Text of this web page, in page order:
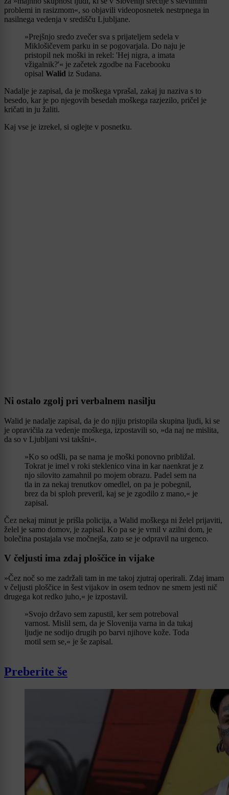
problemi in rasizmom«, so objavili videoposnetek nestrpnega in
nasilnega vedenja v središču Ljubljane.
»Prejšnjo sredo zvečer sva s prijateljem sedela v
Miklošičevem parku in se pogovarjala. Do naju je
pristopil nek moški in rekel: 'Hej nigra, a imata
vžigalnik?'« je začetek zgodbe na Facebooku
opisal Walid iz Sudana.
Nadalje je zapisal, da je moškega vprašal, zakaj ju naziva s to
besedo, kar je po njegovih besedah moškega razjezilo, pričel je
kričati in ju žaliti.
Kaj vse je izrekel, si oglejte v posnetku.
Ni ostalo zgolj pri verbalnem nasilju
Walid je nadalje zapisal, da je do njiju pristopila skupina ljudi, ki se
je opravičila za vedenje moškega, izpostavili so, »da naj ne mislita,
da so v Ljubljani vsi takšni«.
»Ko so odšli, pa se nama je moški ponovno približal.
Tokrat je imel v roki steklenico vina in kar naenkrat je z
njo silovito zamahnil po mojem obrazu. Padel sem na
tla in za nekaj trenutkov omedlel, on pa je pobegnil,
brez da bi sploh preveril, kaj se je zgodilo z mano,« je
zapisal.
Čez nekaj minut je prišla policija, a Walid moškega ni želel prijaviti,
želel je samo domov, je zapisal. Ko pa se je vrnil v azilni dom, je
bolečina postajala vse močnejša, zato se je odpravil na urgenco.
V čeljusti ima zdaj ploščice in vijake
»Čez noč so me zadržali tam in me takoj zjutraj operirali. Zdaj imam
v čeljusti ploščice in šest vijakov in osem tednov ne smem jesti nič
drugega kot redko juho,« je izpostavil.
»Svojo državo sem zapustil, ker sem potreboval
varnost. Mislil sem, da je Slovenija varna in da tukaj
ljudje ne sodijo drugih po barvi njihove kože. Toda
motil sem se,« je še zapisal.
Preberite še